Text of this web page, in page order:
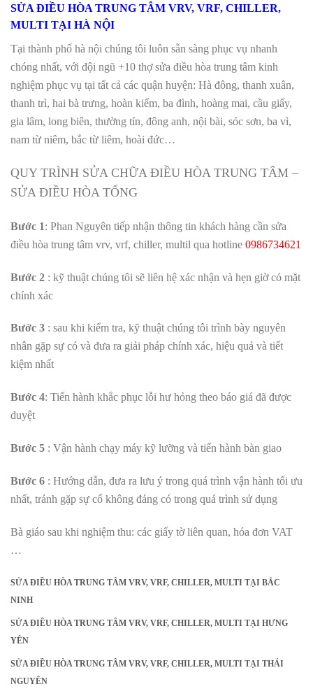
SỬA ĐIỀU HÒA TRUNG TÂM VRV, VRF, CHILLER,
MULTI TẠI HÀ NỘI
Tại thành phố hà nội chúng tôi luôn sẵn sàng phục vụ nhanh
chóng nhất, với đội ngũ +10 thợ sửa điều hòa trung tâm kinh
nghiệm phục vụ tại tất cả các quận huyện: Hà đông, thanh xuân,
thanh trì, hai bà trưng, hoàn kiếm, ba đình, hoàng mai, cầu giấy,
gia lâm, long biên, thường tín, đông anh, nội bài, sóc sơn, ba vì,
nam từ niêm, bắc từ liêm, hoài đức…
QUY TRÌNH SỬA CHỮA ĐIỀU HÒA TRUNG TÂM –
SỬA ĐIỀU HÒA TỔNG
Bước 1: Phan Nguyên tiếp nhận thông tin khách hàng cần sửa
điều hòa trung tâm vrv, vrf, chiller, multil qua hotline 0986734621
Bước 2 : kỹ thuật chúng tôi sẽ liên hệ xác nhận và hẹn giờ có mặt
chính xác
Bước 3 : sau khi kiểm tra, kỹ thuật chúng tôi trình bày nguyên
nhân gặp sự có và đưa ra giải pháp chính xác, hiệu quả và tiết
kiệm nhất
Bước 4: Tiến hành khắc phục lỗi hư hỏng theo báo giá đã được
duyệt
Bước 5 : Vận hành chạy máy kỹ lưỡng và tiến hành bàn giao
Bước 6 : Hướng dẫn, đưa ra lưu ý trong quá trình vận hành tối ưu
nhất, tránh gặp sự cố không đáng có trong quá trình sử dụng
Bà giáo sau khi nghiệm thu: các giấy tờ liên quan, hóa đơn VAT
…
SỬA ĐIỀU HÒA TRUNG TÂM VRV, VRF, CHILLER, MULTI TẠI BẮC
NINH
SỬA ĐIỀU HÒA TRUNG TÂM VRV, VRF, CHILLER, MULTI TẠI HƯNG
YÊN
SỬA ĐIỀU HÒA TRUNG TÂM VRV, VRF, CHILLER, MULTI TẠI THÁI
NGUYÊN